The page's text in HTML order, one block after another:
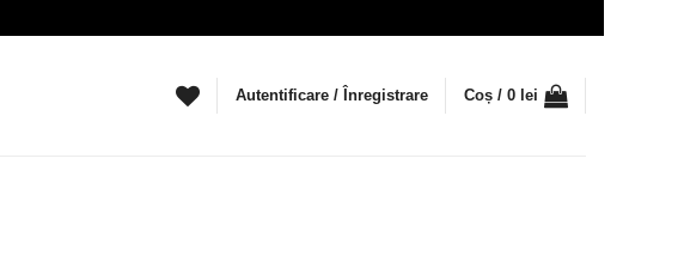
Autentificare / Înregistrare Coș / 0 lei